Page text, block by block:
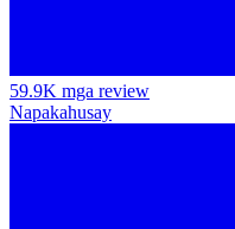
59.9K mga review
Napakahusay